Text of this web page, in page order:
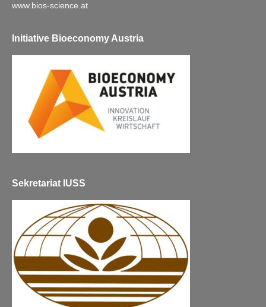
www.bios-science.at
Initiative Bioeconomy Austria
Sekretariat IUSS